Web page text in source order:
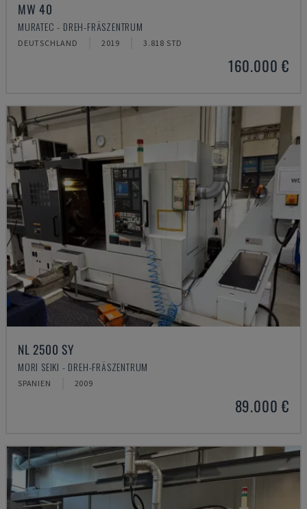
MW 40
MURATEC - DREH-FRÄSZENTRUM
DEUTSCHLAND 2019 3.818 STD
160.000 €
NL 2500 SY
MORI SEIKI - DREH-FRÄSZENTRUM
SPANIEN 2009
89.000 €